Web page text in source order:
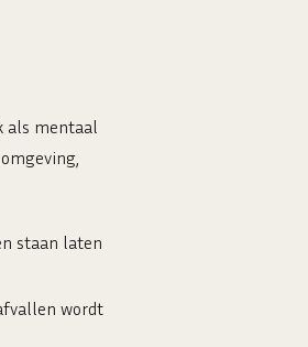
als mentaal
staan laten
wordt